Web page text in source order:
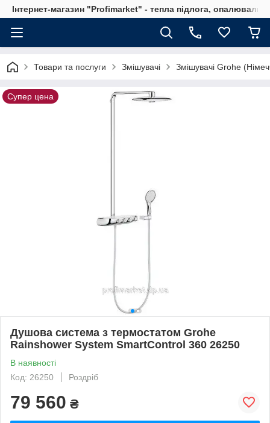
Інтернет-магазин "Profimarket" - тепла підлога,
Товари та послуги Змішувачі Змішувачі Grohe
Супер цена
Душова система з термостатом Grohe
Rainshower System SmartControl 360 26250
В наявності
Код: 26250
Роздріб
79 560 ₴